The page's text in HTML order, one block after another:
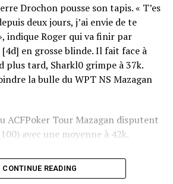
Drochon pousse son tapis. « T’es
deux jours, j’ai envie de te
indique Roger qui va finir par
[4d] en grosse blinde. Il fait face à
plus tard, Sharkl0 grimpe à 37k.
la bulle du WPT NS Mazagan
ACFPoker Tour Mazagan disputent
avec une moyenne à 42k.
CONTINUE READING